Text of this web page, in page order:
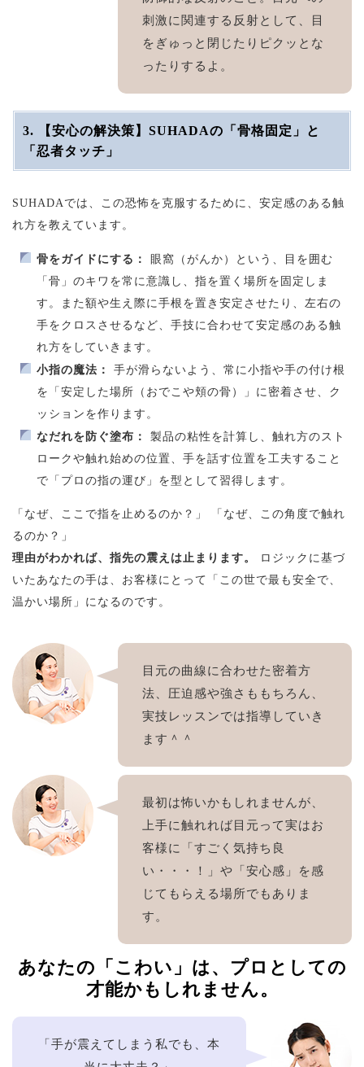
刺激に関連する反射として、目
をぎゅっと閉じたりピクッとな
ったりするよ。
3. 【安心の解決策】SUHADAの「骨格固定」と
「忍者タッチ」
SUHADAでは、この恐怖を克服するために、安定感のある触
れ方を教えています。
骨をガイドにする：
眼窩（がんか）という、目を囲む
「骨」のキワを常に意識し、指を置く場所を固定しま
す。また額や生え際に手根を置き安定させたり、左右の
手をクロスさせるなど、手技に合わせて安定感のある触
れ方をしていきます。
小指の魔法：
手が滑らないよう、常に小指や手の付け根
を「安定した場所（おでこや頬の骨）」に密着させ、ク
ッションを作ります。
なだれを防ぐ塗布：
製品の粘性を計算し、触れ方のスト
ロークや触れ始めの位置、手を話す位置を工夫すること
で「プロの指の運び」を型として習得します。
「なぜ、ここで指を止めるのか？」 「なぜ、この角度で触れ
るのか？」
理由がわかれば、指先の震えは止まります。
ロジックに基づ
いたあなたの手は、お客様にとって「この世で最も安全で、
温かい場所」になるのです。
目元の曲線に合わせた密着方
法、圧迫感や強さももちろん、
実技レッスンでは指導していき
ます＾＾
最初は怖いかもしれませんが、
上手に触れれば目元って実はお
客様に「すごく気持ち良
い・・・！」や「安心感」を感
じてもらえる場所でもありま
す。
あなたの「こわい」は、プロとしての
才能かもしれません。
「手が震えてしまう私でも、本